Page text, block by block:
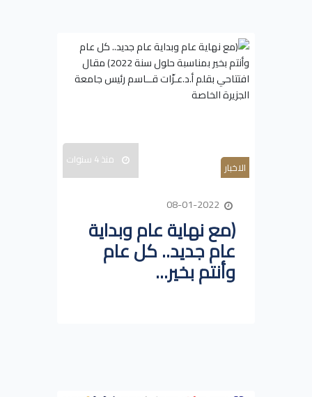
الاخبار منذ 4 سنوات
(مع نهاية عام وبداية
عام جديد.. كل عام
وأنتم بخير...